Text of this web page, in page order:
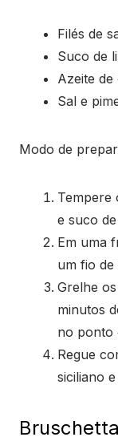
Filés de
Suco de
Azeite
Sal e
Modo de
Tempere
e suco
Em uma
um fio de
Grelhe
minutos
no ponto
Regue
siciliano